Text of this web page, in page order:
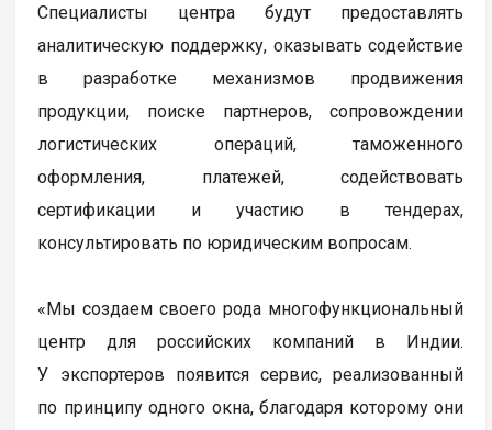
Специалисты центра будут предоставлять
аналитическую поддержку, оказывать содействие
в разработке механизмов продвижения
продукции, поиске партнеров, сопровождении
логистических операций, таможенного
оформления, платежей, содействовать
сертификации и участию в тендерах,
консультировать по юридическим вопросам.
«Мы создаем своего рода многофункциональный
центр для российских компаний в Индии.
У экспортеров появится сервис, реализованный
по принципу одного окна, благодаря которому они